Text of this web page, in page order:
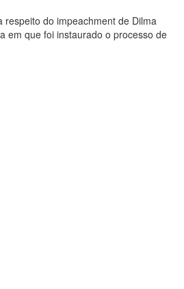
do impeachment de Dilma
em que foi instaurado o processo de